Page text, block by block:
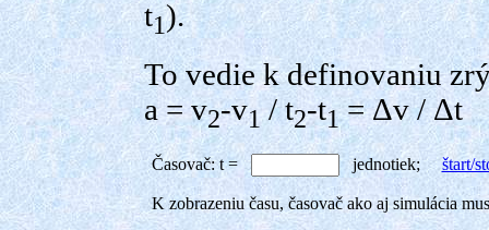
t1).
To vedie k definovaniu
a = v2-v1/ t2-t1= Δv / Δt
Časovač: t = jednotiek;štart/
K zobrazeniu času, časovač ako aj simulácia